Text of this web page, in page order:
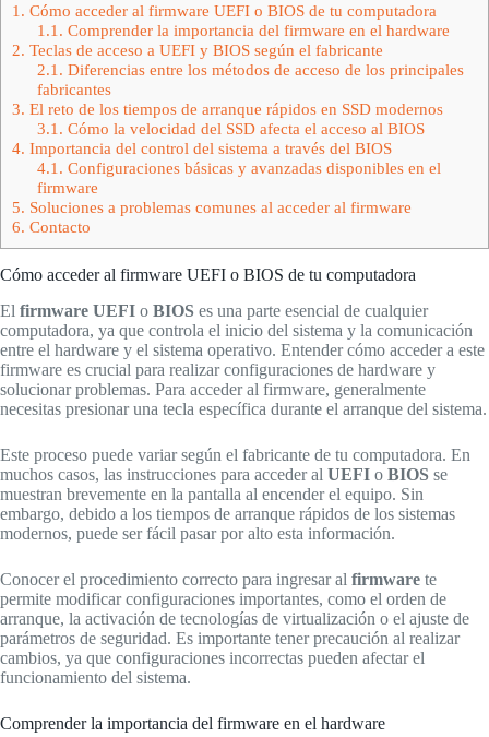
1. Cómo acceder al firmware UEFI o BIOS de tu computadora
1.1. Comprender la importancia del firmware en el hardware
2. Teclas de acceso a UEFI y BIOS según el fabricante
2.1. Diferencias entre los métodos de acceso de los principales
fabricantes
3. El reto de los tiempos de arranque rápidos en SSD modernos
3.1. Cómo la velocidad del SSD afecta el acceso al BIOS
4. Importancia del control del sistema a través del BIOS
4.1. Configuraciones básicas y avanzadas disponibles en el
firmware
5. Soluciones a problemas comunes al acceder al firmware
6. Contacto
Cómo acceder al firmware UEFI o BIOS de tu computadora
El firmware UEFI o BIOS es una parte esencial de cualquier
computadora, ya que controla el inicio del sistema y la comunicación
entre el hardware y el sistema operativo. Entender cómo acceder a este
firmware es crucial para realizar configuraciones de hardware y
solucionar problemas. Para acceder al firmware, generalmente
necesitas presionar una tecla específica durante el arranque del sistema.
Este proceso puede variar según el fabricante de tu computadora. En
muchos casos, las instrucciones para acceder al UEFI o BIOS se
muestran brevemente en la pantalla al encender el equipo. Sin
embargo, debido a los tiempos de arranque rápidos de los sistemas
modernos, puede ser fácil pasar por alto esta información.
Conocer el procedimiento correcto para ingresar al firmware te
permite modificar configuraciones importantes, como el orden de
arranque, la activación de tecnologías de virtualización o el ajuste de
parámetros de seguridad. Es importante tener precaución al realizar
cambios, ya que configuraciones incorrectas pueden afectar el
funcionamiento del sistema.
Comprender la importancia del firmware en el hardware